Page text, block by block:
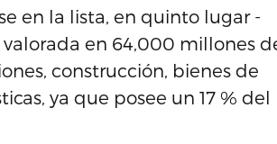
en la lista, en quinto lugar -
en 64,000 millones
construcción, bienes de
ya que posee un 17 % del